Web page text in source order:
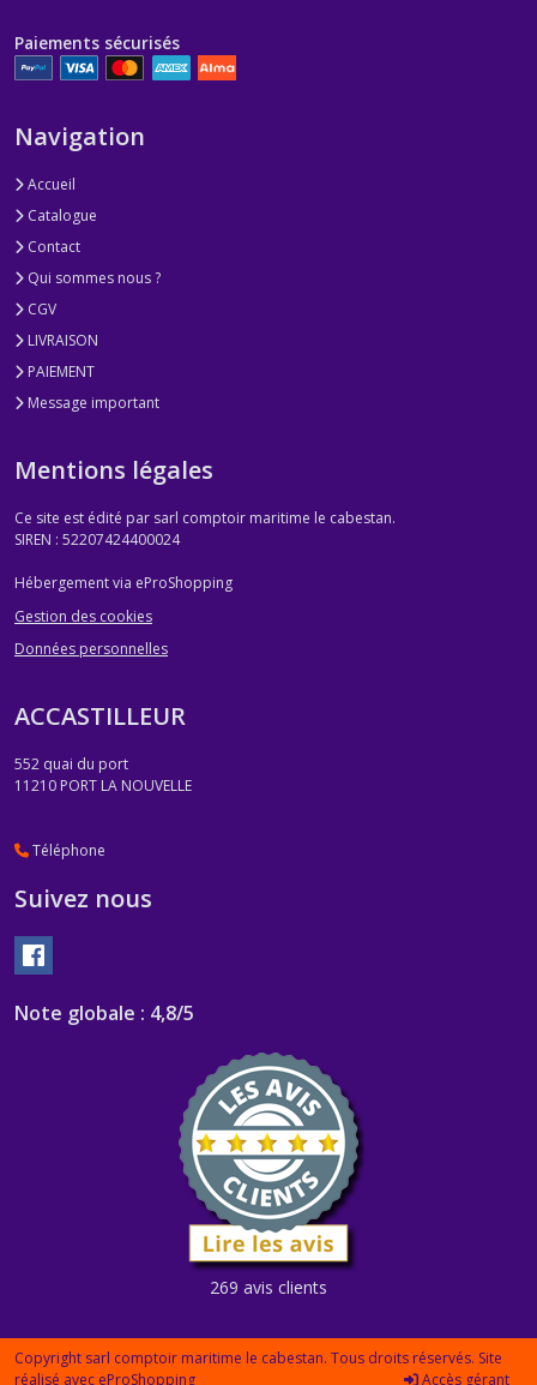
Paiements sécurisés
Navigation
Accueil
Catalogue
Contact
Qui sommes nous ?
CGV
LIVRAISON
PAIEMENT
Message important
Mentions légales
Ce site est édité par sarl comptoir maritime le cabestan.
SIREN : 52207424400024
Hébergement via eProShopping
Gestion des cookies
Données personnelles
ACCASTILLEUR
552 quai du port
11210 PORT LA NOUVELLE
Téléphone
Suivez nous
Note globale : 4,8/5
269 avis clients
Copyright sarl comptoir maritime le cabestan. Tous droits réservés. Site
réalisé avec eProShopping Accès gérant